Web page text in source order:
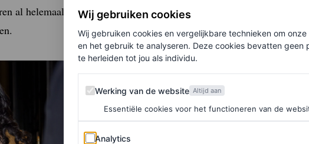
al helemaal op de zomer afgestemd, met een glanzende witte
Wij gebruiken cookies
Wij gebruiken cookies en vergelijkbare technieken om
en het gebruik te analyseren. Deze cookies bevatten geen
te herleiden tot jou als individu.
Werking van de website
Werking van de website Altijd aan
Essentiële cookies voor het functioneren van de
Analytics
Analytics